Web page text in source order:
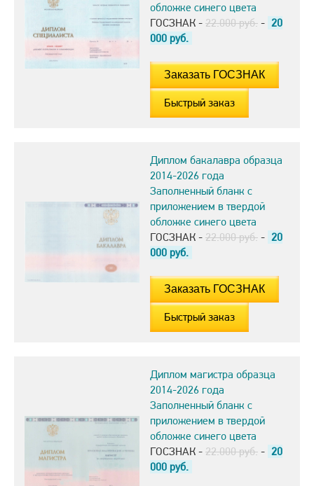
обложке синего цвета
ГОСЗНАК - 22.000 руб. - 20
000 руб.
Быстрый заказ
Диплом бакалавра образца
2014-2026 года
Заполненный бланк с
приложением в твердой
обложке синего цвета
ГОСЗНАК - 22.000 руб. - 20
000 руб.
Быстрый заказ
Диплом магистра образца
2014-2026 года
Заполненный бланк с
приложением в твердой
обложке синего цвета
ГОСЗНАК - 22.000 руб. - 20
000 руб.